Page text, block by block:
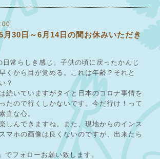
月30日～6月14日の間お休みいただき
常らしき感じ。子供の頃に戻ったかんじ
くから目が覚める。これは年齢？それと
？
続いていますがタイと日本のコロナ事情を
たので行くしかないです。今だ行け！って
直な心。
しんできますね。また、現地からのインス
マホの画像は良くないのですが、出来たら
でフォローお願い致します。